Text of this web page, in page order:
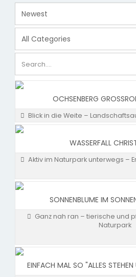
OCHSENBERG
Blick in die Weite –
WASSERFALL
Aktiv im Naturpark unterwegs –
SONNENBLUME IM
Ganz nah ran – tierische und
Naturpark
EINFACH MAL SO "ALLES STEHEN